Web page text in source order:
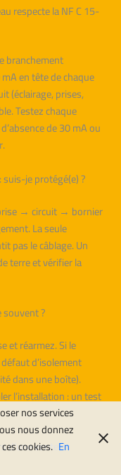
respecte la NF C 15-
branchement
en tête de chaque
(éclairage, prises,
Testez chaque
de 30 mA ou
je protégé(e) ?
→ circuit → bornier
La seule
pas le câblage. Un
terre et vérifier la
souvent ?
et réarmez. Si le
d’isolement
dans une boîte).
l’installation : un test
d’une vente ?
nos services
nous donnez
cookies. En